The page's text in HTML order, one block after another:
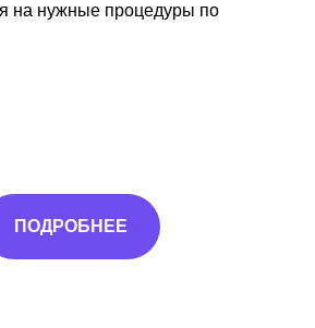
на нужные процедуры по
ПОДРОБНЕЕ